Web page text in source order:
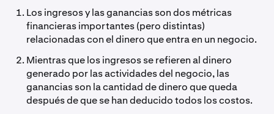
Los ingresos y las ganancias son dos métricas
financieras importantes (pero distintas)
relacionadas con el dinero que entra en un negocio.
Mientras que los ingresos se refieren al dinero
generado por las actividades del negocio, las
ganancias son la cantidad de dinero que queda
después de que se han deducido todos los costos.